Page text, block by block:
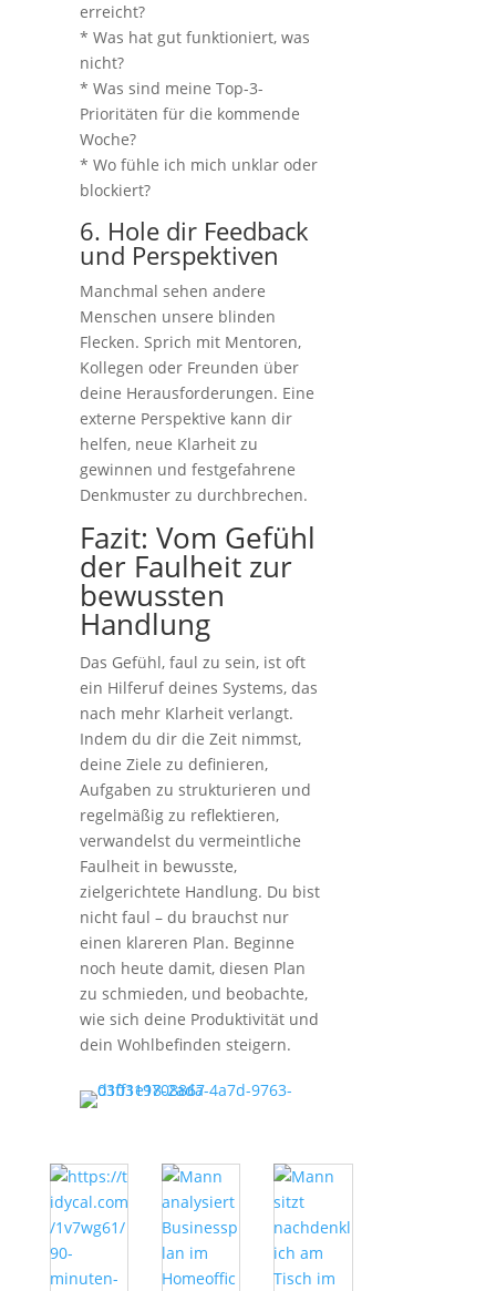
erreicht?
* Was hat gut funktioniert, was
nicht?
* Was sind meine Top-3-
Prioritäten für die kommende
Woche?
* Wo fühle ich mich unklar oder
blockiert?
6. Hole dir Feedback
und Perspektiven
Manchmal sehen andere
Menschen unsere blinden
Flecken. Sprich mit Mentoren,
Kollegen oder Freunden über
deine Herausforderungen. Eine
externe Perspektive kann dir
helfen, neue Klarheit zu
gewinnen und festgefahrene
Denkmuster zu durchbrechen.
Fazit: Vom Gefühl
der Faulheit zur
bewussten
Handlung
Das Gefühl, faul zu sein, ist oft
ein Hilferuf deines Systems, das
nach mehr Klarheit verlangt.
Indem du dir die Zeit nimmst,
deine Ziele zu definieren,
Aufgaben zu strukturieren und
regelmäßig zu reflektieren,
verwandelst du vermeintliche
Faulheit in bewusste,
zielgerichtete Handlung. Du bist
nicht faul – du brauchst nur
einen klareren Plan. Beginne
noch heute damit, diesen Plan
zu schmieden, und beobachte,
wie sich deine Produktivität und
dein Wohlbefinden steigern.